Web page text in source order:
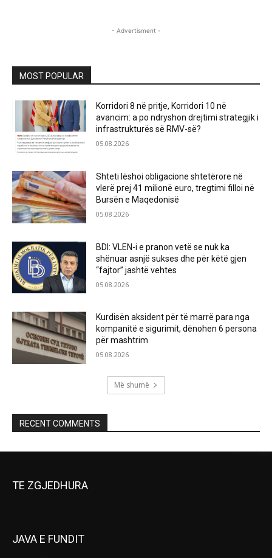
- Advertisment -
MOST POPULAR
Korridori 8 në pritje, Korridori 10 në
avancim: a po ndryshon drejtimi strategjik i
infrastrukturës së RMV-së?
05.08.2026
Shteti lëshoi obligacione shtetërore në
vlerë prej 41 milionë euro, tregtimi filloi në
Bursën e Maqedonisë
05.08.2026
BDI: VLEN-i e pranon vetë se nuk ka
shënuar asnjë sukses dhe për këtë gjen
“fajtor” jashtë vehtes
05.08.2026
Kurdisën aksident për të marrë para nga
kompanitë e sigurimit, dënohen 6 persona
për mashtrim
05.08.2026
Më shumë
RECENT COMMENTS
TE ZGJEDHURA
JAVA E FUNDIT